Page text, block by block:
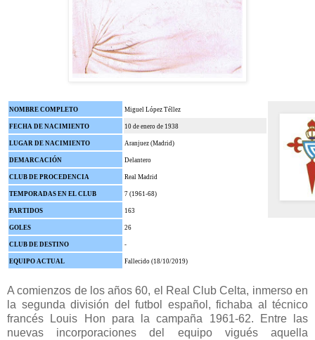
NOMBRE COMPLETO Miguel López Téllez
FECHA DE NACIMIENTO 10 de enero de 1938
LUGAR DE NACIMIENTO Aranjuez (Madrid)
DEMARCACIÓN Delantero
CLUB DE PROCEDENCIA Real Madrid
TEMPORADAS EN EL CLUB 7 (1961-68)
PARTIDOS 163
GOLES 26
CLUB DE DESTINO -
EQUIPO ACTUAL Fallecido (18/10/2019)
A comienzos de los años 60, el Real Club Celta, inmerso en
la segunda división del futbol español, fichaba al técnico
francés Louis Hon para la campaña 1961-62. Entre las
nuevas incorporaciones del equipo vigués aquella